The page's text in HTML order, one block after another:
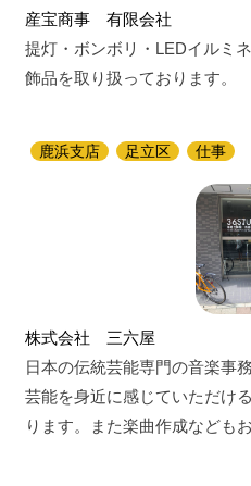
産宝商事 有限会社
提灯・ボンボリ・LEDイルミ
飾品を取り扱っております。
鹿浜支店 足立区 仕事
株式会社 三六屋
日本の伝統芸能専門の音楽事
芸能を身近に感じていただけ
ります。また楽曲作成なども